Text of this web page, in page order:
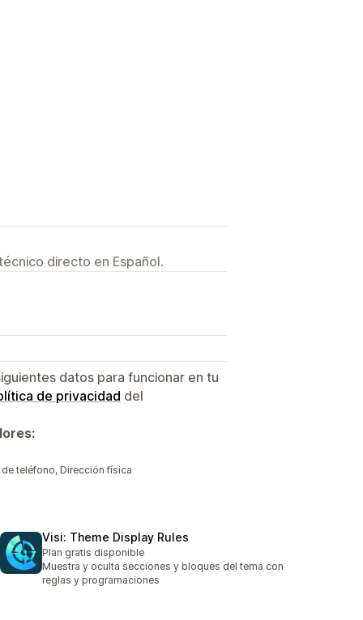
directo en Español.
datos para funcionar en tu
de privacidad del
teléfono, Dirección física
Visi: Theme Display Rules
Plan gratis disponible
Muestra y oculta secciones y bloques del tema con
reglas y programaciones